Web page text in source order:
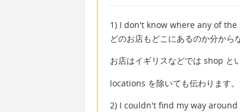
1) I don't know where any of
どのお店もどこにあるのか分から
お店はイギリスなどでは shop と
locations を除いても伝わります。
2) I couldn't find my way